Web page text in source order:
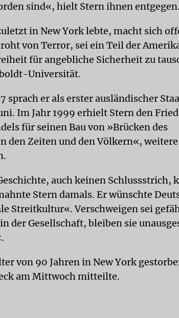
sind«, hielt Stern ihnen entgegen.
in New York lebte, macht sich
von Terror, sei ein Teil der
für angebliche Sicherheit zu
Universität.
sprach er als erster ausländischer
Im Jahr 1999 erhielt Stern den
für seinen Bau von »Brücken des
den Zeiten und den Völkern«, weitere
auch keinen Schlussstrich,
Stern damals. Er wünschte
Streitkultur«. Verschweigen sei
der Gesellschaft, bleiben sie
von 90 Jahren in New York
am Mittwoch mitteilte.